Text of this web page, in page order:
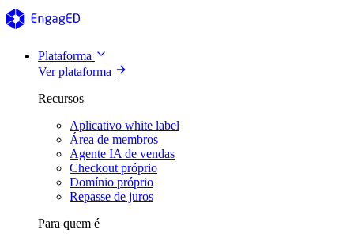
Plataforma
Ver plataforma
Recursos
Aplicativo white label
Área de membros
Agente IA de vendas
Checkout próprio
Domínio próprio
Repasse de juros
Para quem é